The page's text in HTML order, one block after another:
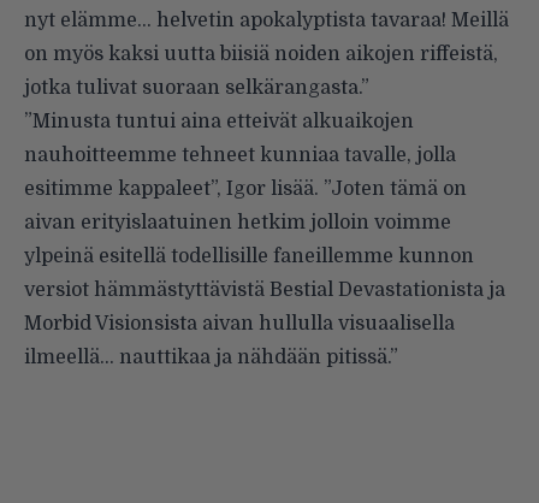
nyt elämme… helvetin apokalyptista tavaraa! Meillä
on myös kaksi uutta biisiä noiden aikojen riffeistä,
jotka tulivat suoraan selkärangasta.”
”Minusta tuntui aina etteivät alkuaikojen
nauhoitteemme tehneet kunniaa tavalle, jolla
esitimme kappaleet”, Igor lisää. ”Joten tämä on
aivan erityislaatuinen hetkim jolloin voimme
ylpeinä esitellä todellisille faneillemme kunnon
versiot hämmästyttävistä Bestial Devastationista ja
Morbid Visionsista aivan hullulla visuaalisella
ilmeellä… nauttikaa ja nähdään pitissä.”